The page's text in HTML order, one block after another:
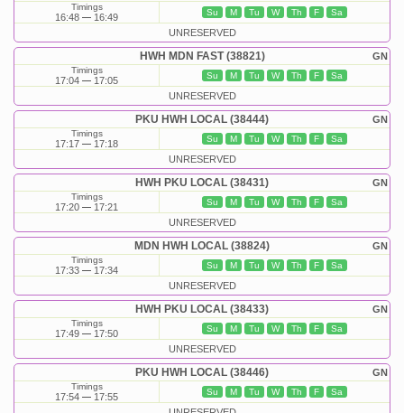
Timings
16:48 16:49 Su M Tu W Th F Sa
UNRESERVED
GN
HWH MDN FAST (38821)
Timings
17:04 17:05 Su M Tu W Th F Sa
UNRESERVED
GN
PKU HWH LOCAL (38444)
Timings
17:17 17:18 Su M Tu W Th F Sa
UNRESERVED
GN
HWH PKU LOCAL (38431)
Timings
17:20 17:21 Su M Tu W Th F Sa
UNRESERVED
GN
MDN HWH LOCAL (38824)
Timings
17:33 17:34 Su M Tu W Th F Sa
UNRESERVED
GN
HWH PKU LOCAL (38433)
Timings
17:49 17:50 Su M Tu W Th F Sa
UNRESERVED
GN
PKU HWH LOCAL (38446)
Timings
17:54 17:55 Su M Tu W Th F Sa